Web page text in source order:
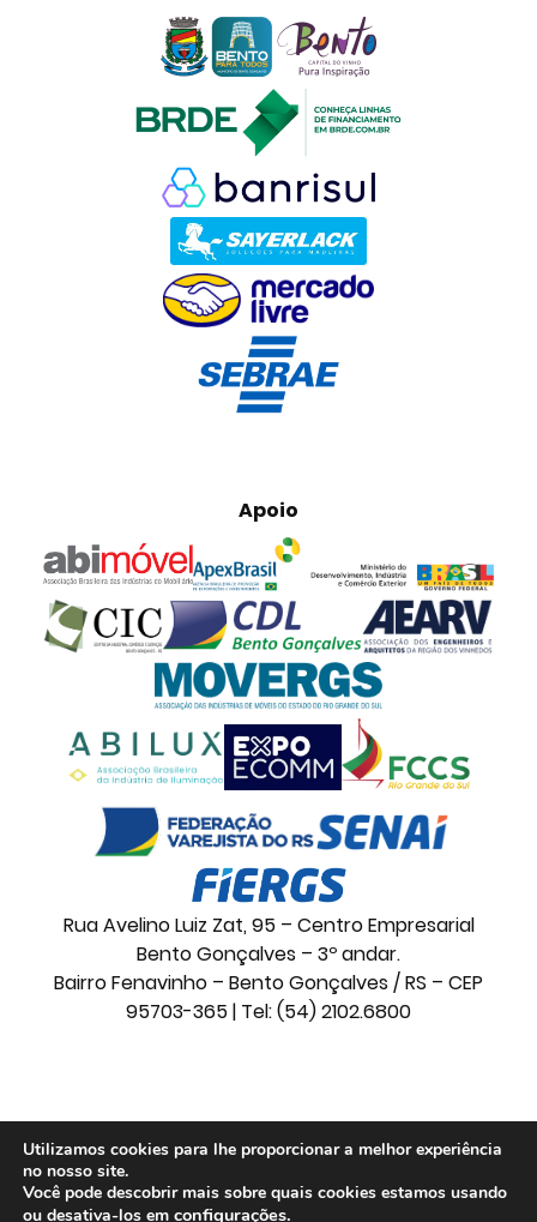
Apoio
Rua Avelino Luiz Zat, 95 – Centro Empresarial
Bento Gonçalves – 3º andar.
Bairro Fenavinho – Bento Gonçalves / RS – CEP
95703-365 | Tel: (54) 2102.6800
© 2026 Movelsul. Todos os direitos reservados.
Utilizamos cookies para lhe proporcionar a melhor experiência
no nosso site.
Você pode descobrir mais sobre quais cookies estamos usando
ou desativa-los em configurações.